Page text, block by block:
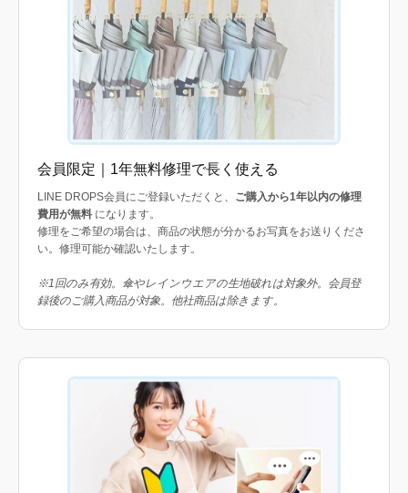
会員限定｜1年無料修理で長く使える
LINE DROPS会員にご登録いただくと、 ご購入から1年以内の修理
費用が無料 になります。
修理をご希望の場合は、商品の状態が分かるお写真をお送りくださ
い。修理可能か確認いたします。
※1回のみ有効。傘やレインウエアの生地破れは対象外。会員登
録後のご購入商品が対象。他社商品は除きます。